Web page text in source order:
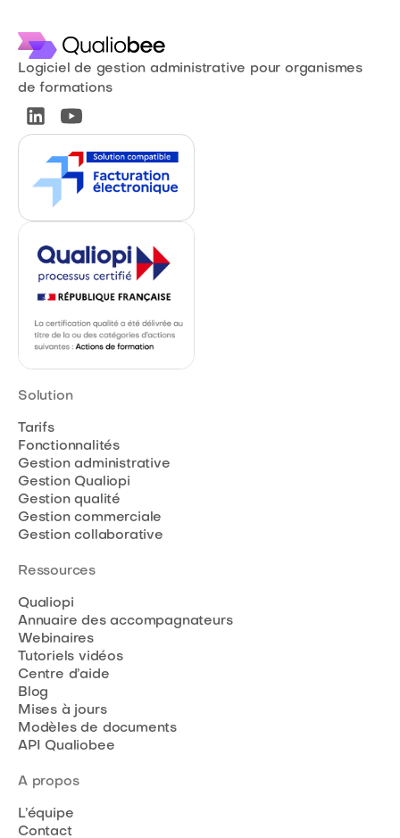
Logiciel de gestion administrative pour organismes
de formations
Solution
Tarifs
Fonctionnalités
Gestion administrative
Gestion Qualiopi
Gestion qualité
Gestion commerciale
Gestion collaborative
Ressources
Qualiopi
Annuaire des accompagnateurs
Webinaires
Tutoriels vidéos
Centre d’aide
Blog
Mises à jours
Modèles de documents
API Qualiobee
A propos
L’équipe
Contact